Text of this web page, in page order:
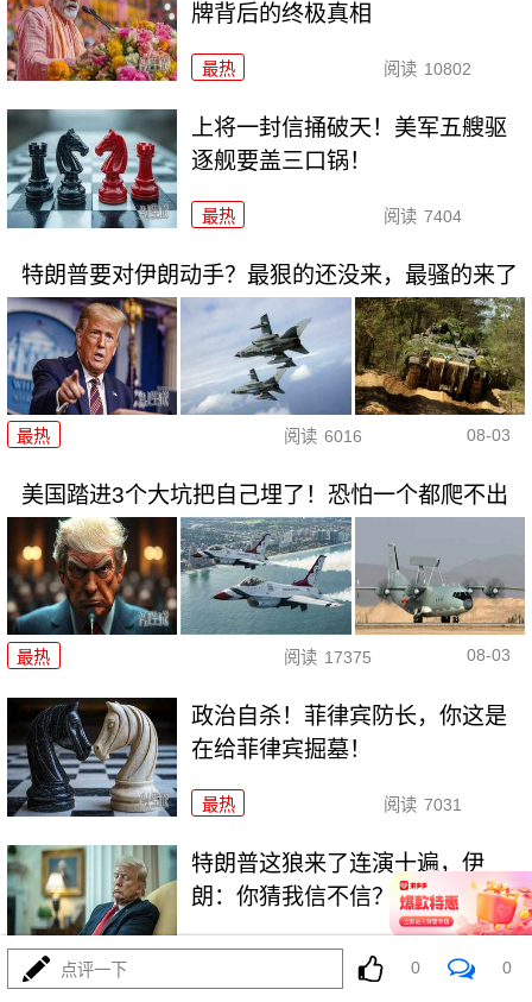
牌背后的终极真相
最热 阅读 10802
上将一封信捅破天！美军五艘驱
逐舰要盖三口锅！
最热 阅读 7404
特朗普要对伊朗动手？最狠的还没来，最骚的来了
最热 阅读 6016 08-03
美国踏进3个大坑把自己埋了！恐怕一个都爬不出
最热 阅读 17375 08-03
政治自杀！菲律宾防长，你这是
在给菲律宾掘墓！
最热 阅读 7031
特朗普这狼来了连演十遍，伊
朗：你猜我信不信？
最热
点评一下 0 0